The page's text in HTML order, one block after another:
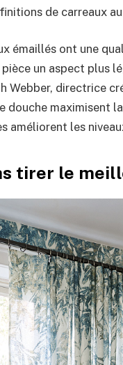
de carreaux
émaillés ont une
un aspect plus
Webber, directrice
douche maximisent
améliorent les
tirer le